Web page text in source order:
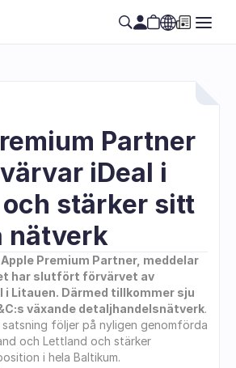
Partner
iDeal i
stärker sitt
nätverk
Apple Premium Partner, meddelar
har slutfört förvärvet av
i Litauen. Därmed tillkommer sju
växande detaljhandelsnätverk.
följer på nyligen genomförda
och Lettland och stärker
i hela Baltikum.